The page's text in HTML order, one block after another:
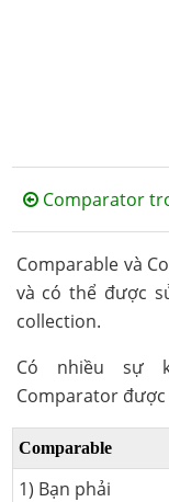
Comparator
Comparable và
và có thể được
collection.
Có nhiều sự
Comparator
Comparable
1) Bạn phải